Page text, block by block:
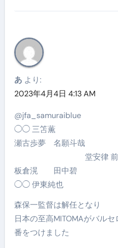
あ より:
2023年4月4日 4:13 AM
@jfa_samuraiblue
◯◯ 三笘薫
瀬古歩夢 名願斗哉
堂安律 前田
板倉滉 田中碧
◯◯ 伊東純也
森保一監督は解任となり
日本の至高MITOMAがバルセ
番をつけました